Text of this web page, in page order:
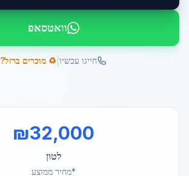
וואטסאפ
חייגו עכשיו ♻️ מוכרים ברזל?
₪32,000
לטון
*מחיר ממוצע